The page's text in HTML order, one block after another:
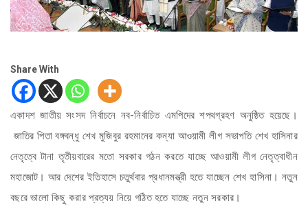
Share With
একাদশ জাতীয় সংসদ নির্বাচনে নব-নির্বাচিত এমপিদের শপথগ্রহণ অনুষ্ঠিত হয়েছে।
জাতির পিতা বঙ্গবন্ধু শেখ মুজিবুর রহমানের কন্যা আওয়ামী লীগ সভাপতি শেখ হাসিনার
নেতৃত্বে টানা তৃতীয়বারের মতো সরকার গঠন করতে যাচ্ছে আওয়ামী লীগ নেতৃত্বাধীন
মহাজোট। আর দেশের ইতিহাসে চতুর্থবার প্রধানমন্ত্রী হতে যাচ্ছেন শেখ হাসিনা। নতুন
বছরে ভালো কিছু করার প্রত্যয় নিয়ে গঠিত হতে যাচ্ছে নতুন সরকার।